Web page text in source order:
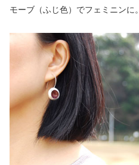
モーブ（ふじ色）でフェミニンに。